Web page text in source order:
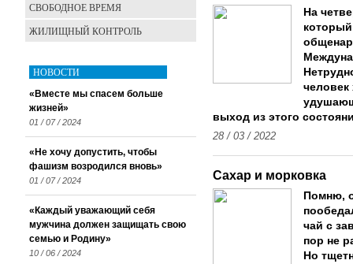
На
человек
выход из этого
28 / 03 / 2022
Сахар и морковка
Помню,
чай с
пор не
Но
СВОБОДНОЕ ВРЕМЯ
ЖИЛИЩНЫЙ КОНТРОЛЬ
НОВОСТИ
«Вместе мы спасем больше
жизней»
01 / 07 / 2024
«Не хочу допустить, чтобы
фашизм возродился вновь»
01 / 07 / 2024
«Каждый уважающий себя
мужчина должен защищать свою
семью и Родину»
10 / 06 / 2024